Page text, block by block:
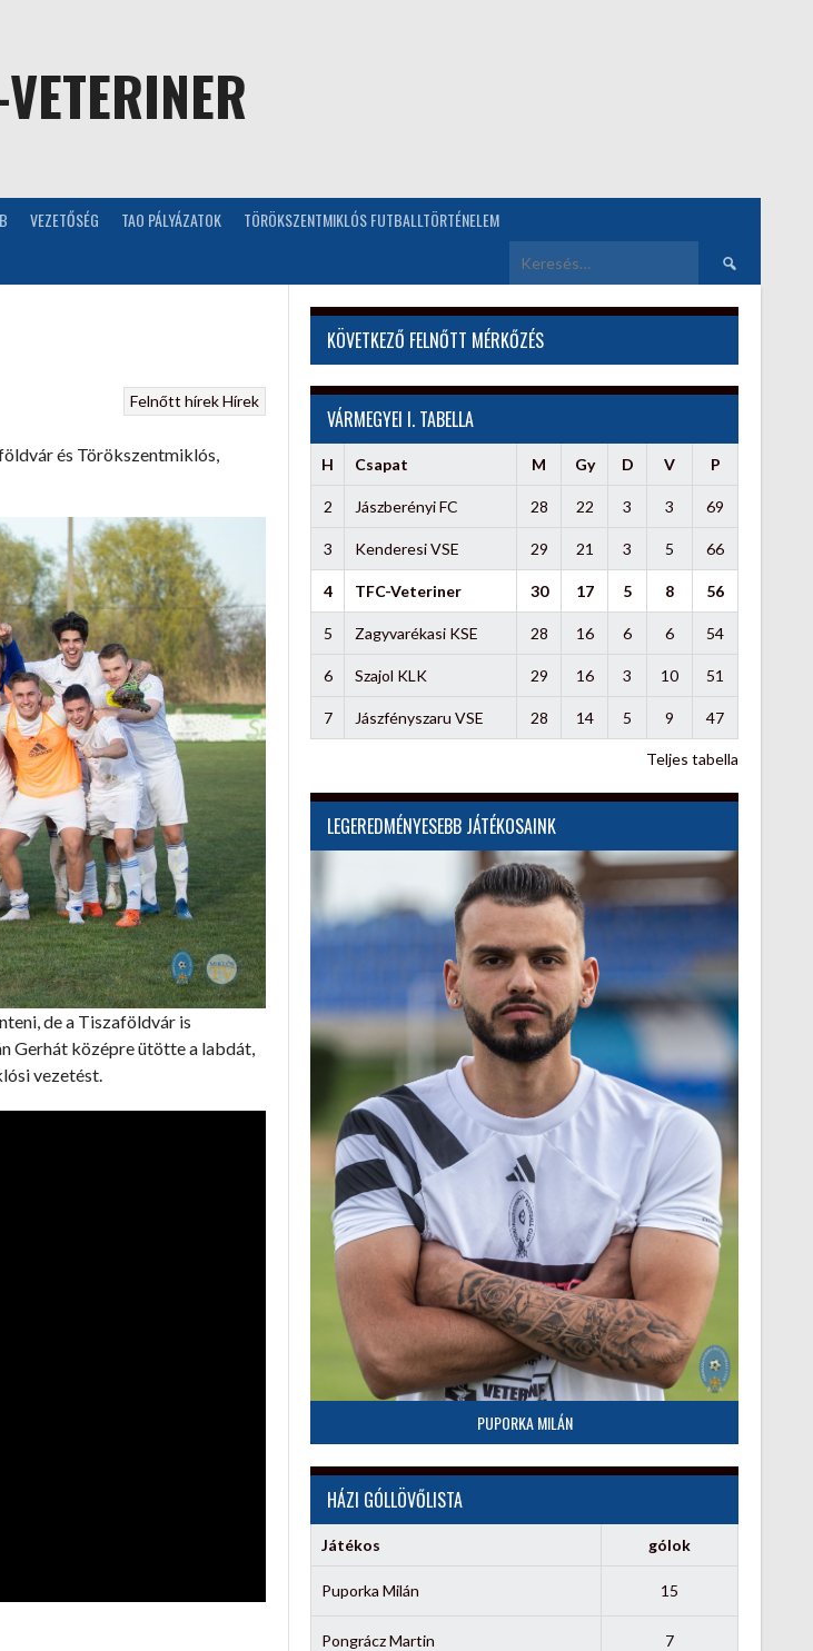
VEZETŐSÉG TAO PÁLYÁZATOK TÖRÖKSZENTMIKLÓS FUTBALLTÖRTÉNELEM
Keresés:
Felnőtt hírekHírek
és Törökszentmiklós,
de a Tiszaföldvár is
Gerhát középre ütötte a labdát,
vezetést.
KÖVETKEZŐ FELNŐTT MÉRKŐZÉS
VÁRMEGYEI I. TABELLA
H Csapat M Gy D V P
2 Jászberényi FC 28 22 3 3 69
3 Kenderesi VSE 29 21 3 5 66
4 TFC-Veteriner 30 17 5 8 56
5 Zagyvarékasi KSE 28 16 6 6 54
6 Szajol KLK 29 16 3 10 51
7 Jászfényszaru VSE 28 14 5 9 47
Teljes tabella
LEGEREDMÉNYESEBB JÁTÉKOSAINK
PUPORKA MILÁN
HÁZI GÓLLÖVŐLISTA
Játékos gólok
Puporka Milán 15
Pongrácz Martin 7